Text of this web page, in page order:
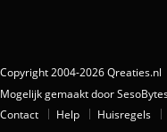
Copyright 2004-2026 Qreaties.nl
Mogelijk gemaakt door
Contact
Help Huisregels